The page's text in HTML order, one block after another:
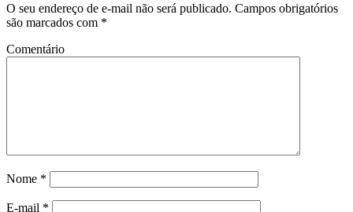
O seu endereço de e-mail não será publicado. Campos obrigatórios
são marcados com *
Comentário
Nome *
E-mail *